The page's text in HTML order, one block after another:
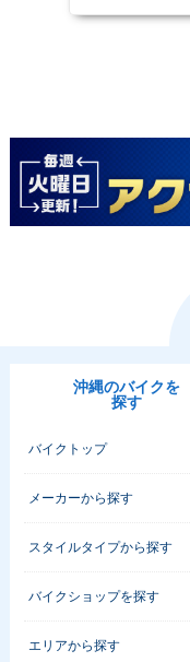
沖縄のバイクを
探す
バイクトップ
メーカーから探す
スタイルタイプから探す
バイクショップを探す
エリアから探す